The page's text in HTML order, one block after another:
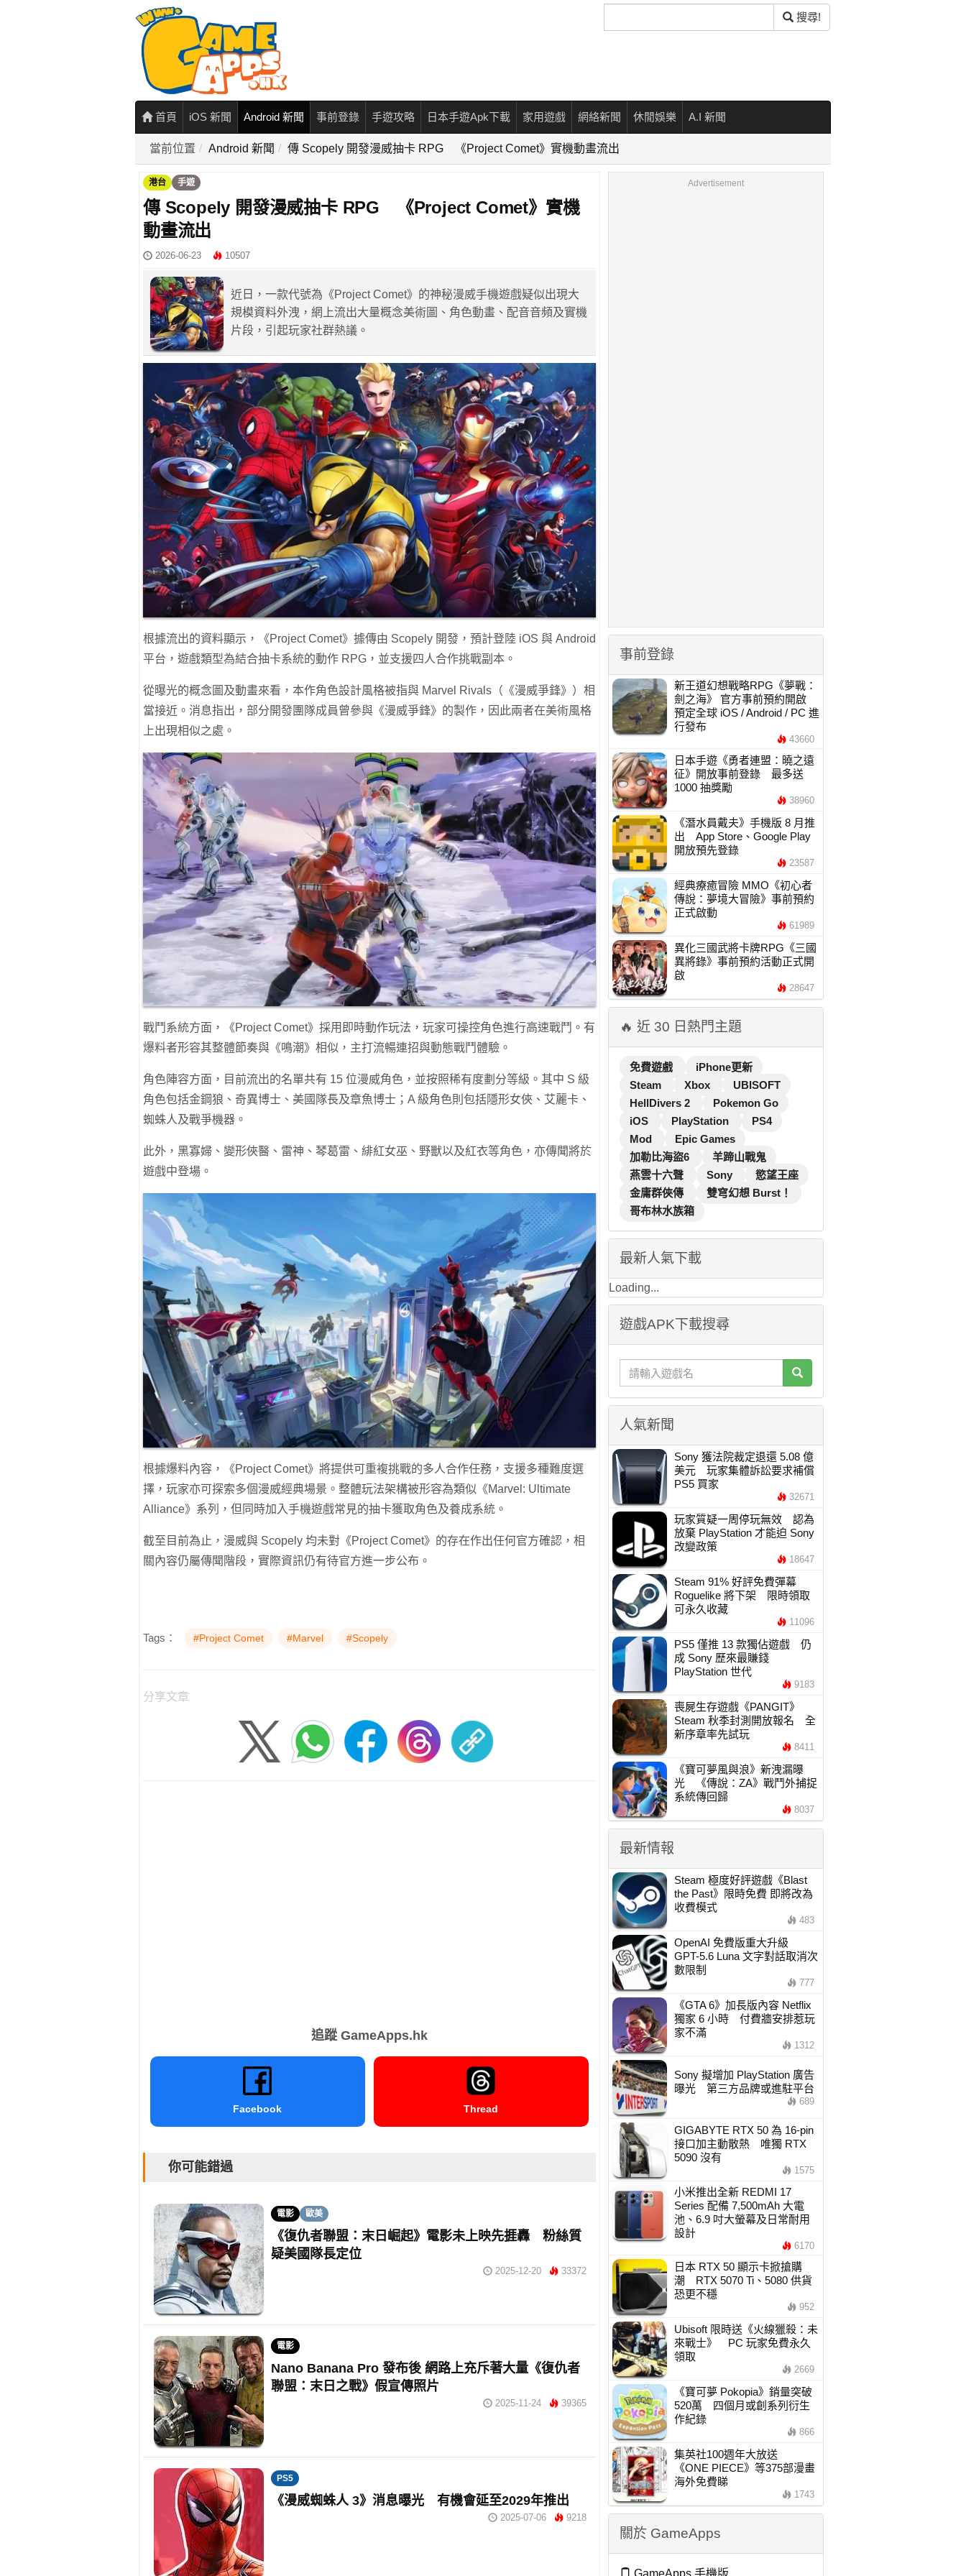
尋
搜尋!
首頁 iOS 新聞 Android 新聞 事前登錄 手遊攻略 日本手遊Apk下載 家用遊戲 網絡新聞 休閒娛樂 A.I 新聞
當前位置 Android 新聞 傳 Scopely 開發漫威抽卡 RPG 《Project Comet》實機動畫流出
港台 手遊
傳 Scopely 開發漫威抽卡 RPG 《Project Comet》實機
動畫流出
2026-06-23 10507
近日，一款代號為《Project Comet》的神秘漫威手機遊戲疑似出現大
規模資料外洩，網上流出大量概念美術圖、角色動畫、配音音頻及實機
片段，引起玩家社群熱議。
根據流出的資料顯示，《Project Comet》據傳由 Scopely 開發，預計登陸 iOS 與 Android
平台，遊戲類型為結合抽卡系統的動作 RPG，並支援四人合作挑戰副本。
從曝光的概念圖及動畫來看，本作角色設計風格被指與 Marvel Rivals（《漫威爭鋒》）相
當接近。消息指出，部分開發團隊成員曾參與《漫威爭鋒》的製作，因此兩者在美術風格
上出現相似之處。
戰鬥系統方面，《Project Comet》採用即時動作玩法，玩家可操控角色進行高速戰鬥。有
爆料者形容其整體節奏與《鳴潮》相似，主打流暢連招與動態戰鬥體驗。
角色陣容方面，目前流出的名單共有 15 位漫威角色，並按照稀有度劃分等級。其中 S 級
角色包括金鋼狼、奇異博士、美國隊長及章魚博士；A 級角色則包括隱形女俠、艾麗卡、
蜘蛛人及戰爭機器。
此外，黑寡婦、變形俠醫、雷神、琴葛雷、緋紅女巫、野獸以及紅衣等角色，亦傳聞將於
遊戲中登場。
根據爆料內容，《Project Comet》將提供可重複挑戰的多人合作任務，支援多種難度選
擇，玩家亦可探索多個漫威經典場景。整體玩法架構被形容為類似《Marvel: Ultimate
Alliance》系列，但同時加入手機遊戲常見的抽卡獲取角色及養成系統。
截至目前為止，漫威與 Scopely 均未對《Project Comet》的存在作出任何官方確認，相
關內容仍屬傳聞階段，實際資訊仍有待官方進一步公布。
Tags： #Project Comet #Marvel #Scopely
分享文章
追蹤 GameApps.hk
Facebook Thread
你可能錯過
電影 歐美
《復仇者聯盟：末日崛起》電影未上映先捱轟 粉絲質
疑美國隊長定位
2025-12-20 33372
電影
Nano Banana Pro 發布後 網路上充斥著大量《復仇者
聯盟：末日之戰》假宣傳照片
2025-11-24 39365
PS5
《漫威蜘蛛人 3》消息曝光 有機會延至2029年推出
2025-07-06 9218
Advertisement
事前登錄
新王道幻想戰略RPG《夢戰：
劍之海》 官方事前預約開啟
預定全球 iOS / Android / PC 進
行發布
43660
日本手遊《勇者連盟：曉之遠
征》開放事前登錄 最多送
1000 抽獎勵
38960
《潛水員戴夫》手機版 8 月推
出 App Store、Google Play
開放預先登錄
23587
經典療癒冒險 MMO《初心者
傳說：夢境大冒險》事前預約
正式啟動
61989
異化三國武將卡牌RPG《三國
異將錄》事前預約活動正式開
啟
28647
🔥 近 30 日熱門主題
免費遊戲
iPhone更新
Steam
Xbox
UBISOFT
HellDivers 2
Pokemon Go
iOS
PlayStation
PS4
Mod
Epic Games
加勒比海盜6
羊蹄山戰鬼
燕雲十六聲
Sony
慾望王座
金庸群俠傳
雙穹幻想 Burst！
哥布林水族箱
最新人氣下載
Loading...
遊戲APK下載搜尋
人氣新聞
Sony 獲法院裁定退還 5.08 億
美元 玩家集體訴訟要求補償
PS5 買家
32671
玩家質疑一周停玩無效 認為
放棄 PlayStation 才能迫 Sony
改變政策
18647
Steam 91% 好評免費彈幕
Roguelike 將下架 限時領取
可永久收藏
11096
PS5 僅推 13 款獨佔遊戲 仍
成 Sony 歷來最賺錢
PlayStation 世代
9183
喪屍生存遊戲《PANGIT》
Steam 秋季封測開放報名 全
新序章率先試玩
8411
《寶可夢風與浪》新洩漏曝
光 《傳說：ZA》戰鬥外捕捉
系統傳回歸
8037
最新情報
Steam 極度好評遊戲《Blast
the Past》限時免費 即將改為
收費模式
483
OpenAI 免費版重大升級
GPT-5.6 Luna 文字對話取消次
數限制
777
《GTA 6》加長版內容 Netflix
獨家 6 小時 付費牆安排惹玩
家不滿
1312
Sony 擬增加 PlayStation 廣告
曝光 第三方品牌或進駐平台
689
GIGABYTE RTX 50 為 16-pin
接口加主動散熱 唯獨 RTX
5090 沒有
1575
小米推出全新 REDMI 17
Series 配備 7,500mAh 大電
池、6.9 吋大螢幕及日常耐用
設計
6170
日本 RTX 50 顯示卡掀搶購
潮 RTX 5070 Ti、5080 供貨
恐更不穩
952
Ubisoft 限時送《火線獵殺：未
來戰士》 PC 玩家免費永久
領取
2669
《寶可夢 Pokopia》銷量突破
520萬 四個月或創系列衍生
作紀錄
866
集英社100週年大放送
《ONE PIECE》等375部漫畫
海外免費睇
1743
關於 GameApps
GameApps 手機版